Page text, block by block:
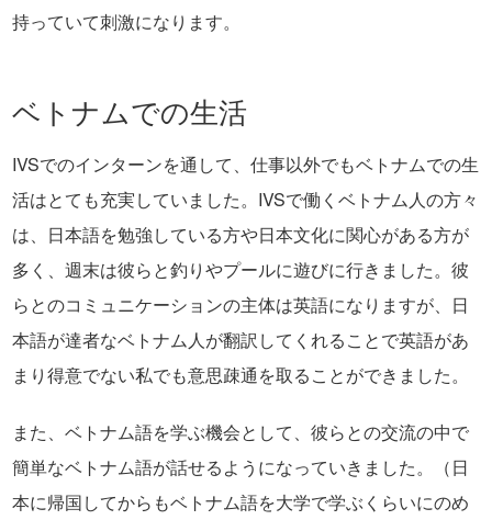
持っていて刺激になります。
ベトナムでの生活
IVSでのインターンを通して、仕事以外でもベトナムでの生
活はとても充実していました。IVSで働くベトナム人の方々
は、日本語を勉強している方や日本文化に関心がある方が
多く、週末は彼らと釣りやプールに遊びに行きました。彼
らとのコミュニケーションの主体は英語になりますが、日
本語が達者なベトナム人が翻訳してくれることで英語があ
まり得意でない私でも意思疎通を取ることができました。
また、ベトナム語を学ぶ機会として、彼らとの交流の中で
簡単なベトナム語が話せるようになっていきました。（日
本に帰国してからもベトナム語を大学で学ぶくらいにのめ